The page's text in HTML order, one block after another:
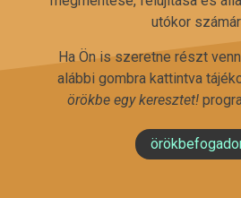
utókor
Ha Ön is szeretne részt
alábbi gombra kattintva
örökbe egy keresztet!